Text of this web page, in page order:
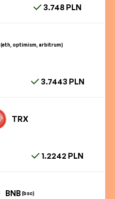
3.748 PLN
(eth, optimism, arbitrum)
3.7443 PLN
TRX
1.2242 PLN
BNB(bsc)